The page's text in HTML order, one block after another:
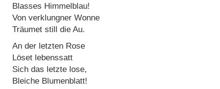
Blasses Himmelblau!
Von verklungner Wonne
Träumet still die Au.
An der letzten Rose
Löset lebenssatt
Sich das letzte lose,
Bleiche Blumenblatt!